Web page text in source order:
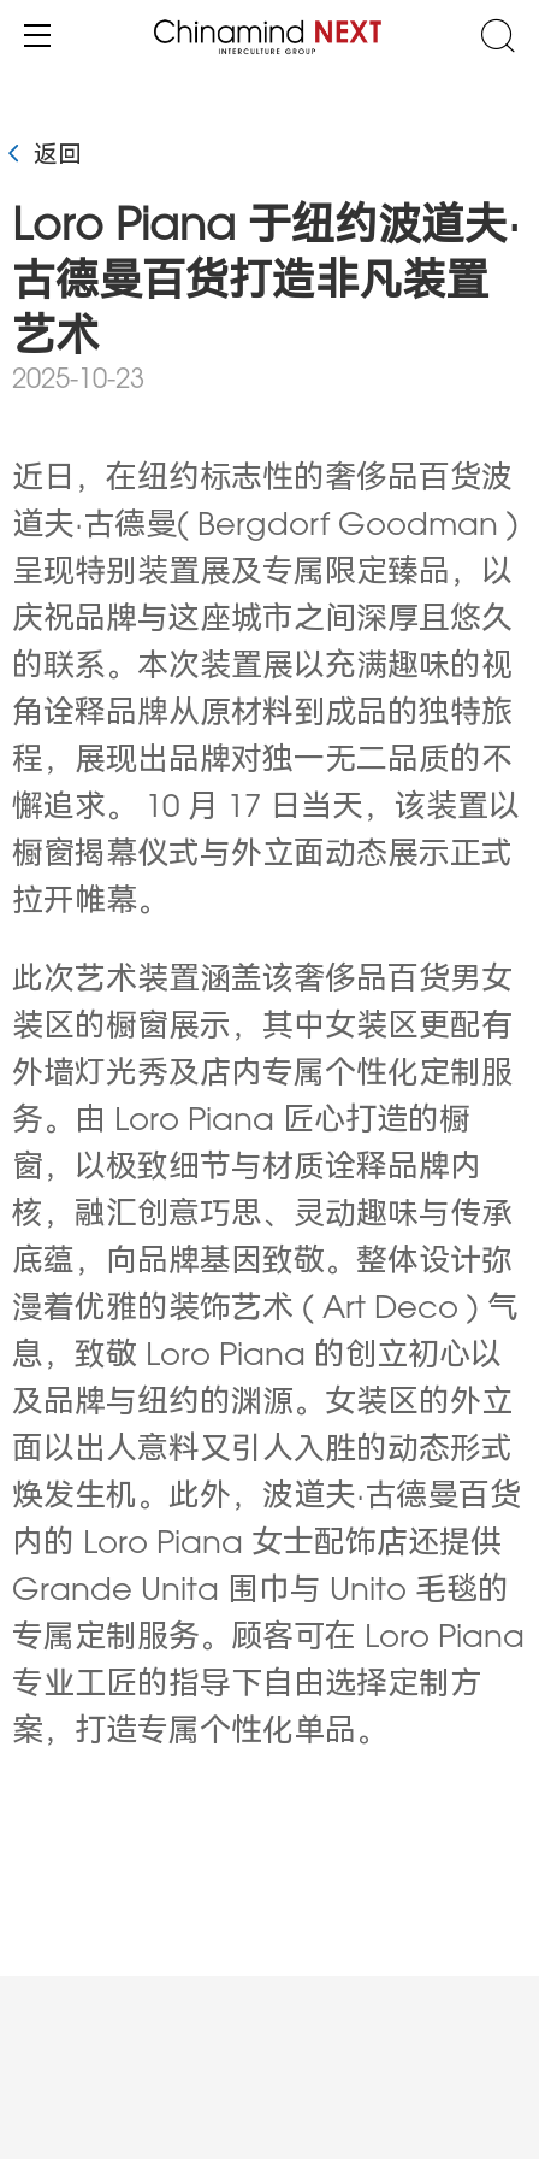
返回
Loro Piana 于纽约波道夫·
古德曼百货打造非凡装置
艺术
2025-10-23
近日，在纽约标志性的奢侈品百货波
道夫·古德曼( Bergdorf Goodman )
呈现特别装置展及专属限定臻品，以
庆祝品牌与这座城市之间深厚且悠久
的联系。本次装置展以充满趣味的视
角诠释品牌从原材料到成品的独特旅
程，展现出品牌对独一无二品质的不
懈追求。 10 月 17 日当天，该装置以
橱窗揭幕仪式与外立面动态展示正式
拉开帷幕。
此次艺术装置涵盖该奢侈品百货男女
装区的橱窗展示，其中女装区更配有
外墙灯光秀及店内专属个性化定制服
务。由 Loro Piana 匠心打造的橱
窗，以极致细节与材质诠释品牌内
核，融汇创意巧思、灵动趣味与传承
底蕴，向品牌基因致敬。整体设计弥
漫着优雅的装饰艺术 ( Art Deco ) 气
息，致敬 Loro Piana 的创立初心以
及品牌与纽约的渊源。女装区的外立
面以出人意料又引人入胜的动态形式
焕发生机。此外，波道夫·古德曼百货
内的 Loro Piana 女士配饰店还提供
Grande Unita 围巾与 Unito 毛毯的
专属定制服务。顾客可在 Loro Piana
专业工匠的指导下自由选择定制方
案，打造专属个性化单品。